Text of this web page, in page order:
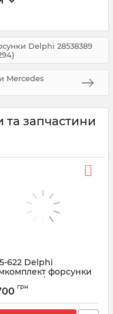
Delphi 28538389
Mercedes
та запчастини
622 Delphi
форсунки
KIA/HYUNDAI 2.9
7135-622
грн